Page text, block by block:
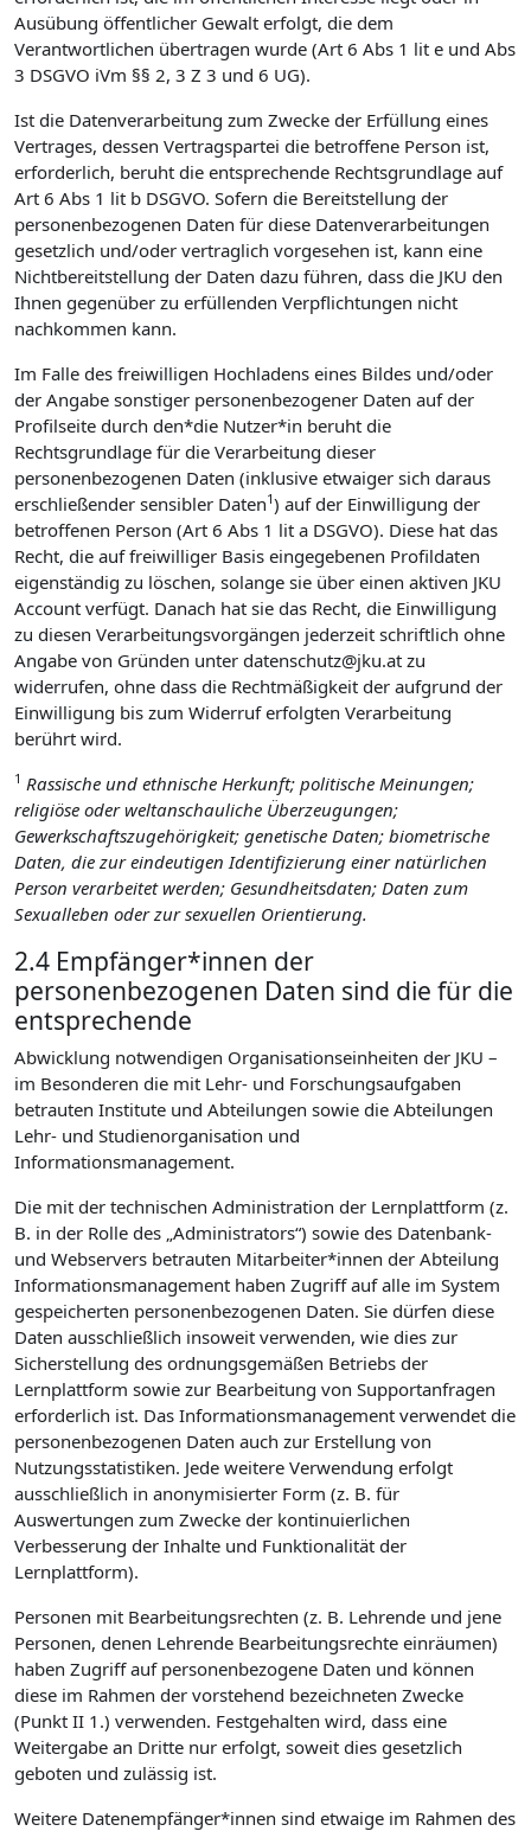
Ausübung öffentlicher Gewalt erfolgt, die dem
Verantwortlichen übertragen wurde (Art 6 Abs 1 lit e und Abs
3 DSGVO iVm §§ 2, 3 Z 3 und 6 UG).
Ist die Datenverarbeitung zum Zwecke der Erfüllung eines
Vertrages, dessen Vertragspartei die betroffene Person ist,
erforderlich, beruht die entsprechende Rechtsgrundlage auf
Art 6 Abs 1 lit b DSGVO. Sofern die Bereitstellung der
personenbezogenen Daten für diese Datenverarbeitungen
gesetzlich und/oder vertraglich vorgesehen ist, kann eine
Nichtbereitstellung der Daten dazu führen, dass die JKU den
Ihnen gegenüber zu erfüllenden Verpflichtungen nicht
nachkommen kann.
Im Falle des freiwilligen Hochladens eines Bildes und/oder
der Angabe sonstiger personenbezogener Daten auf der
Profilseite durch den*die Nutzer*in beruht die
Rechtsgrundlage für die Verarbeitung dieser
personenbezogenen Daten (inklusive etwaiger sich daraus
erschließender sensibler Daten1) auf der Einwilligung der
betroffenen Person (Art 6 Abs 1 lit a DSGVO). Diese hat das
Recht, die auf freiwilliger Basis eingegebenen Profildaten
eigenständig zu löschen, solange sie über einen aktiven JKU
Account verfügt. Danach hat sie das Recht, die Einwilligung
zu diesen Verarbeitungsvorgängen jederzeit schriftlich ohne
Angabe von Gründen unter datenschutz@jku.at zu
widerrufen, ohne dass die Rechtmäßigkeit der aufgrund der
Einwilligung bis zum Widerruf erfolgten Verarbeitung
berührt wird.
1 Rassische und ethnische Herkunft; politische Meinungen;
religiöse oder weltanschauliche Überzeugungen;
Gewerkschaftszugehörigkeit; genetische Daten; biometrische
Daten, die zur eindeutigen Identifizierung einer natürlichen
Person verarbeitet werden; Gesundheitsdaten; Daten zum
Sexualleben oder zur sexuellen Orientierung.
2.4 Empfänger*innen der
personenbezogenen Daten sind die für die
entsprechende
Abwicklung notwendigen Organisationseinheiten der JKU –
im Besonderen die mit Lehr- und Forschungsaufgaben
betrauten Institute und Abteilungen sowie die Abteilungen
Lehr- und Studienorganisation und
Informationsmanagement.
Die mit der technischen Administration der Lernplattform (z.
B. in der Rolle des „Administrators“) sowie des Datenbank-
und Webservers betrauten Mitarbeiter*innen der Abteilung
Informationsmanagement haben Zugriff auf alle im System
gespeicherten personenbezogenen Daten. Sie dürfen diese
Daten ausschließlich insoweit verwenden, wie dies zur
Sicherstellung des ordnungsgemäßen Betriebs der
Lernplattform sowie zur Bearbeitung von Supportanfragen
erforderlich ist. Das Informationsmanagement verwendet die
personenbezogenen Daten auch zur Erstellung von
Nutzungsstatistiken. Jede weitere Verwendung erfolgt
ausschließlich in anonymisierter Form (z. B. für
Auswertungen zum Zwecke der kontinuierlichen
Verbesserung der Inhalte und Funktionalität der
Lernplattform).
Personen mit Bearbeitungsrechten (z. B. Lehrende und jene
Personen, denen Lehrende Bearbeitungsrechte einräumen)
haben Zugriff auf personenbezogene Daten und können
diese im Rahmen der vorstehend bezeichneten Zwecke
(Punkt II 1.) verwenden. Festgehalten wird, dass eine
Weitergabe an Dritte nur erfolgt, soweit dies gesetzlich
geboten und zulässig ist.
Weitere Datenempfänger*innen sind etwaige im Rahmen des